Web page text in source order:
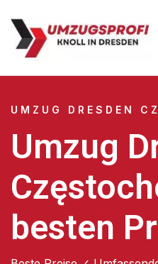
UMZUG DRESDEN
Umzug
besten